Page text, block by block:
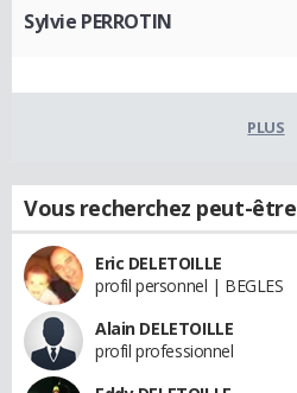
Sylvie PERROTIN
PLUS
Vous recherchez peut-être
Eric DELETOILLE
profil personnel | BEGLES
Alain DELETOILLE
profil professionnel